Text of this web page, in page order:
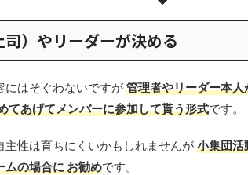
）やリーダーが決める
にはそぐわないですが 管理者やリーダー本人
てあげてメンバーに参加して貰う形式です。
主性は育ちにくいかもしれませんが 小集団活
ムの場合に お勧めです。